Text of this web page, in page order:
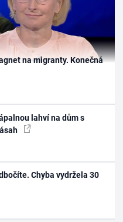
na migranty. Konečná
lahví na dům s
Chyba vydržela 30